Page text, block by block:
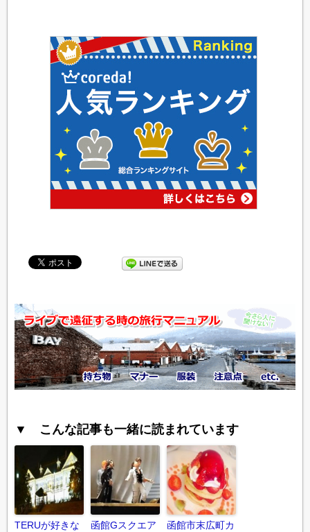
▼ こんな記事も一緒に読まれています
TERUが好きな
函館Gスクエア
函館市末広町カ